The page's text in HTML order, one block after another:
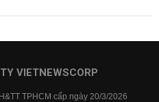
VIETNEWSCORP
TPHCM cấp ngày 20/3/2026